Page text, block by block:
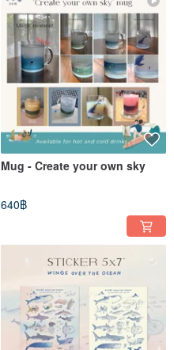
Mug - Create your own sky
640฿